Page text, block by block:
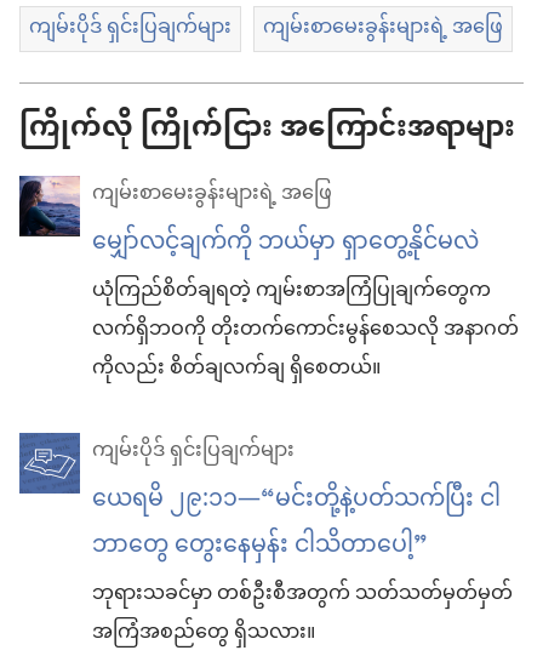
ကျမ်းပိုဒ် ရှင်းပြချက်များ ကျမ်းစာမေးခွန်းများရဲ့ အဖြေ
ကြိုက်လို ကြိုက်ငြား အကြောင်းအရာများ
ကျမ်းစာမေးခွန်းများရဲ့ အဖြေ
မျှော်လင့်ချက်ကို ဘယ်မှာ ရှာတွေ့နိုင်မလဲ
ယုံကြည်စိတ်ချရတဲ့ ကျမ်းစာအကြံပြုချက်တွေက
လက်ရှိဘဝကို တိုးတက်ကောင်းမွန်စေသလို အနာဂတ်
ကိုလည်း စိတ်ချလက်ချ ရှိစေတယ်။
ကျမ်းပိုဒ် ရှင်းပြချက်များ
ယေရမိ ၂၉:၁၁—“မင်းတို့နဲ့ပတ်သက်ပြီး ငါ
ဘာတွေ တွေးနေမှန်း ငါသိတာပေါ့”
ဘုရားသခင်မှာ တစ်ဦးစီအတွက် သတ်သတ်မှတ်မှတ်
အကြံအစည်တွေ ရှိသလား။